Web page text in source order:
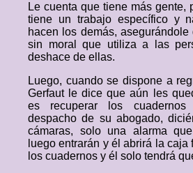
Le cuenta que tiene más gente,
tiene un trabajo específico y
hacen los demás,
sin moral que utiliza a las
deshace de ellas.
Luego, cuando se dispone a
Gerfaut le dice que aún les
es recuperar los
despacho de su abogado,
cámaras, solo una alarma
luego entrarán y él abrirá la caja
los cuadernos y él solo tendrá